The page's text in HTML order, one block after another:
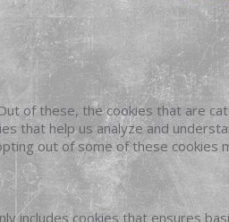
of these, the cookies that are
that help us analyze and
out of some of these cookies
includes cookies that ensures